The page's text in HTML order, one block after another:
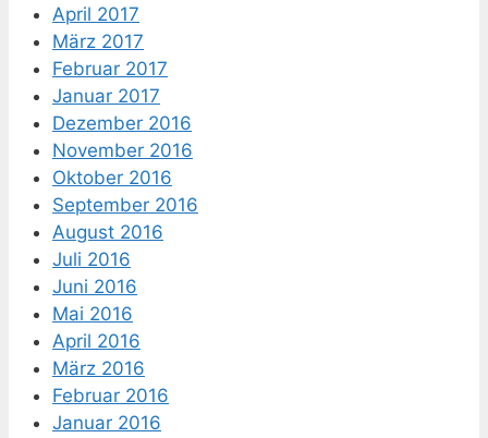
April 2017
März 2017
Februar 2017
Januar 2017
Dezember 2016
November 2016
Oktober 2016
September 2016
August 2016
Juli 2016
Juni 2016
Mai 2016
April 2016
März 2016
Februar 2016
Januar 2016